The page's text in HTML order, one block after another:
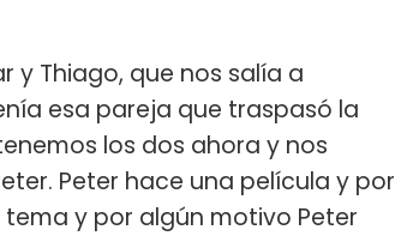
y Thiago, que nos salía a
esa pareja que traspasó la
los dos ahora y nos
Peter hace una película y por
y por algún motivo Peter